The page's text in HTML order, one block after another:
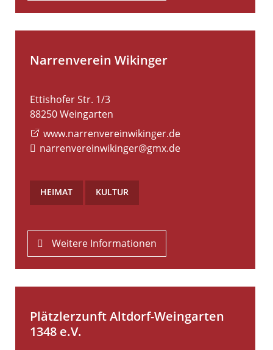
Narrenverein Wikinger
Ettishofer Str. 1/3
88250Weingarten
www.narrenvereinwikinger.de
narrenvereinwikinger@gmx.de
HEIMAT KULTUR
Weitere Informationen
Plätzlerzunft Altdorf-Weingarten
1348 e.V.